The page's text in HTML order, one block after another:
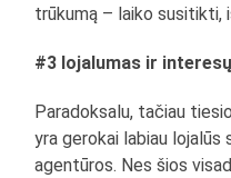
trūkumą – laiko susitikti,
#3 lojalumas ir
Paradoksalu, tačiau
yra gerokai labiau lojalūs
agentūros. Nes šios